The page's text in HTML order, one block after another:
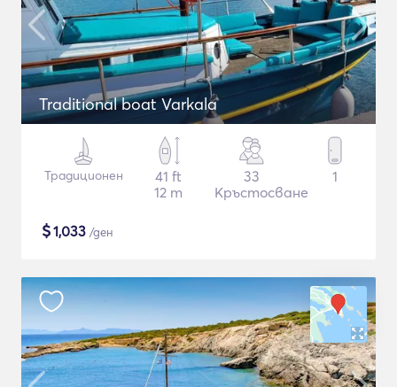
Traditional boat Varkala
Традиционен
41 ft
12 m
33
Кръстосване
1
$1,033 /ден